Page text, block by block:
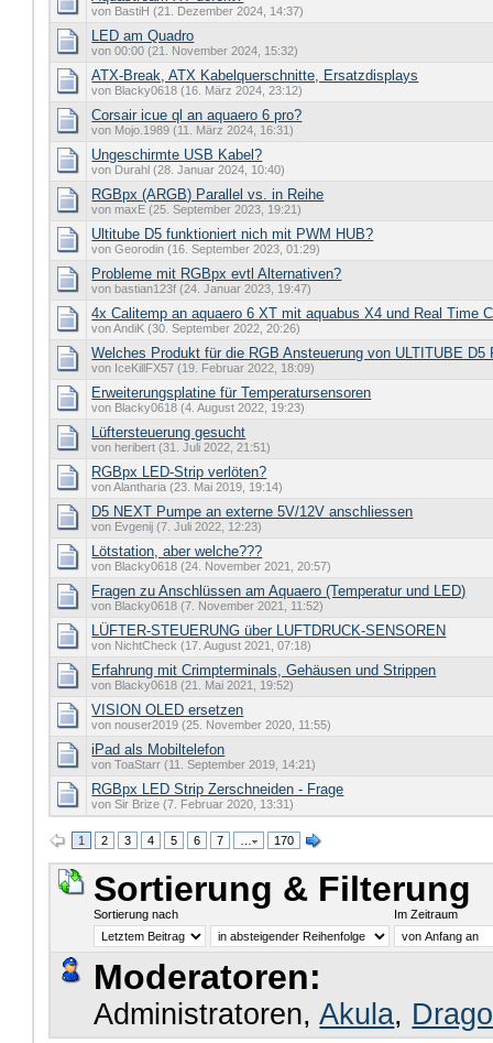
von BastiH (21. Dezember 2024, 14:37)
LED am Quadro
von 00:00 (21. November 2024, 15:32)
ATX-Break, ATX Kabelquerschnitte, Ersatzdisplays
von Blacky0618 (16. März 2024, 23:12)
Corsair icue ql an aquaero 6 pro?
von Mojo.1989 (11. März 2024, 16:31)
Ungeschirmte USB Kabel?
von Durahl (28. Januar 2024, 10:40)
RGBpx (ARGB) Parallel vs. in Reihe
von maxE (25. September 2023, 19:21)
Ultitube D5 funktioniert nich mit PWM HUB?
von Georodin (16. September 2023, 01:29)
Probleme mit RGBpx evtl Alternativen?
von bastian123f (24. Januar 2023, 19:47)
4x Calitemp an aquaero 6 XT mit aquabus X4 und Real Time
von AndiK (30. September 2022, 20:26)
Welches Produkt für die RGB Ansteuerung von ULTITUBE D5
von IceKillFX57 (19. Februar 2022, 18:09)
Erweiterungsplatine für Temperatursensoren
von Blacky0618 (4. August 2022, 19:23)
Lüftersteuerung gesucht
von heribert (31. Juli 2022, 21:51)
RGBpx LED-Strip verlöten?
von Alantharia (23. Mai 2019, 19:14)
D5 NEXT Pumpe an externe 5V/12V anschliessen
von Evgenij (7. Juli 2022, 12:23)
Lötstation, aber welche???
von Blacky0618 (24. November 2021, 20:57)
Fragen zu Anschlüssen am Aquaero (Temperatur und LED)
von Blacky0618 (7. November 2021, 11:52)
LÜFTER-STEUERUNG über LUFTDRUCK-SENSOREN
von NichtCheck (17. August 2021, 07:18)
Erfahrung mit Crimpterminals, Gehäusen und Strippen
von Blacky0618 (21. Mai 2021, 19:52)
VISION OLED ersetzen
von nouser2019 (25. November 2020, 11:55)
iPad als Mobiltelefon
von ToaStarr (11. September 2019, 14:21)
RGBpx LED Strip Zerschneiden - Frage
von Sir Brize (7. Februar 2020, 13:31)
1 2 3 4 5 6 7 … 170
Sortierung & Filterung
Sortierung nach Im Zeitraum
Moderatoren:
Administratoren,Akula,